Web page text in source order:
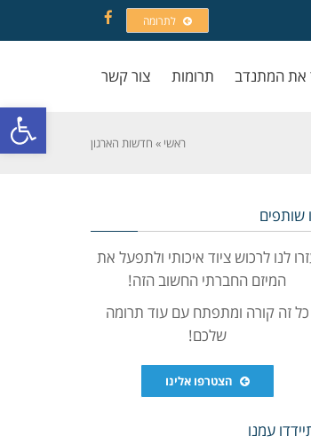
פתח
לתרומה
Facebook
את המתנדב תרומות צור קשר
ראשי » חדשות הארגון
שותפים
לנו לרכוש ציוד איכותי ולתפעל את
המיזם החברתי החשוב הזה!
כל זה קורה ומתפתח עם עוד תרומה
שלכם!
הצטרפו אלינו
עמנו